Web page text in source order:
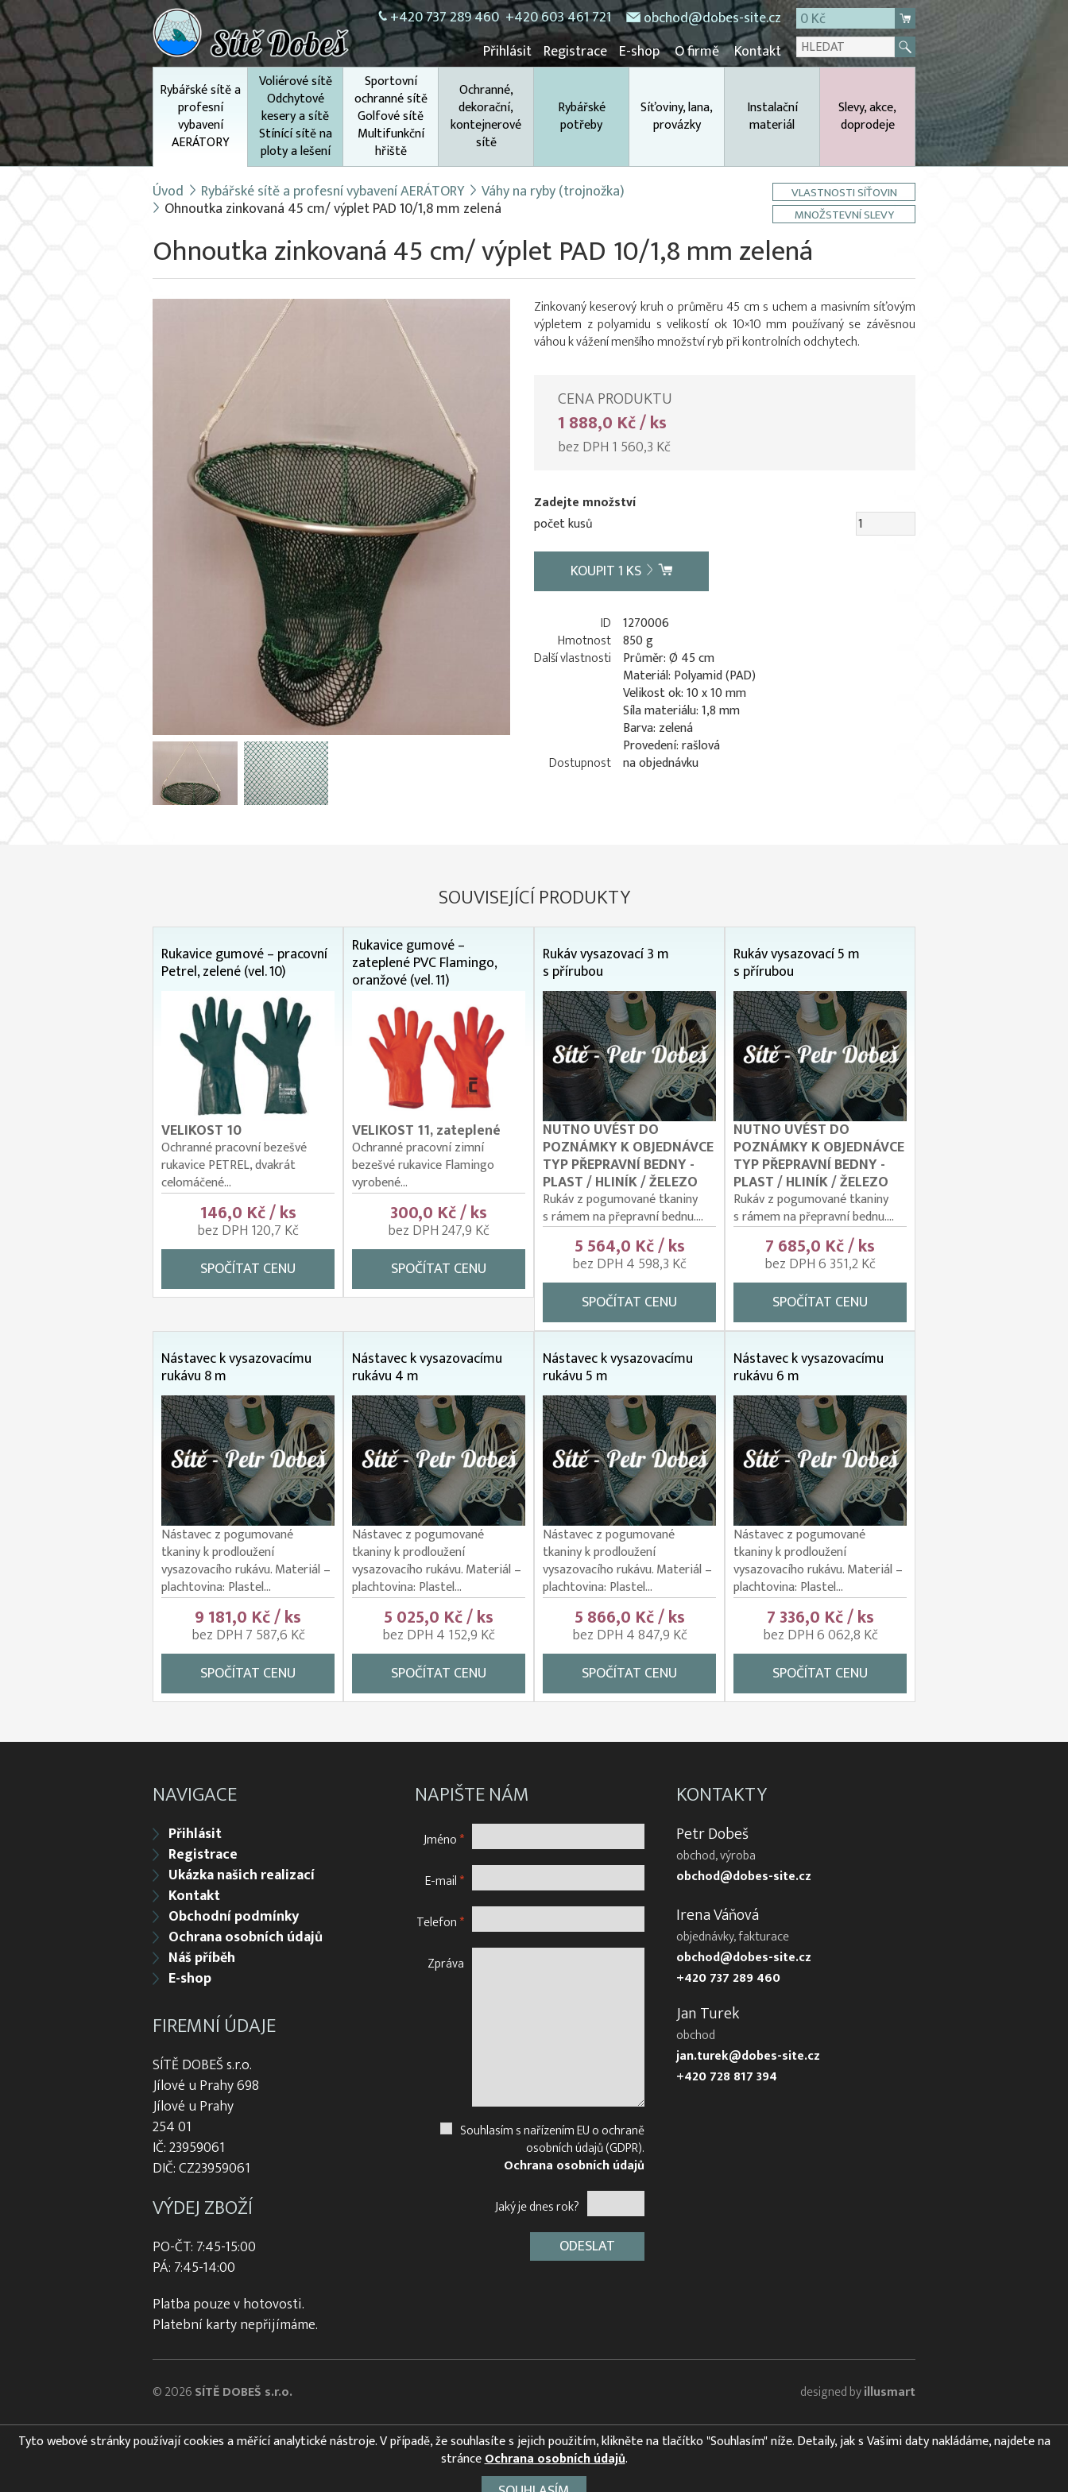
+420 737 289 460 +420 603 461 721 obchod@dobes-site.cz
0 Kč
Přihlásit Registrace E-shop O firmě Kontakt
Rybářské sítě a
profesní
vybavení
AERÁTORY
Voliérové sítě
Odchytové
kesery a sítě
Stínící sítě na
ploty a lešení
Sportovní
ochranné sítě
Golfové sítě
Multifunkční
hřiště
Ochranné,
dekorační,
kontejnerové
sítě
Rybářské
potřeby
Síťoviny, lana,
provázky
Instalační
materiál
Slevy, akce,
doprodeje
Úvod Rybářské sítě a profesní vybavení AERÁTORY Váhy na ryby (trojnožka)
Ohnoutka zinkovaná 45 cm/ výplet PAD 10/1,8 mm zelená
VLASTNOSTI SÍŤOVIN
MNOŽSTEVNÍ SLEVY
Ohnoutka zinkovaná 45 cm/ výplet PAD 10/1,8 mm zelená
Zinkovaný keserový kruh o průměru 45 cm s uchem a masivním síťovým
výpletem z polyamidu s velikostí ok 10×10 mm používaný se závěsnou
váhou k vážení menšího množství ryb při kontrolních odchytech.
CENA PRODUKTU
1 888,0 Kč / ks
bez DPH 1 560,3 Kč
Zadejte množství
počet kusů
KOUPIT1 KS
ID 1270006
Hmotnost 850 g
Další vlastnosti
Průměr: Ø 45 cm
Materiál: Polyamid (PAD)
Velikost ok: 10 x 10 mm
Síla materiálu: 1,8 mm
Barva: zelená
Provedení: rašlová
Dostupnost na objednávku
SOUVISEJÍCÍ PRODUKTY
Rukavice gumové – pracovní
Petrel, zelené (vel. 10)
VELIKOST 10
Ochranné pracovní bezešvé
rukavice PETREL, dvakrát
celomáčené...
146,0 Kč / ks
bez DPH 120,7 Kč
SPOČÍTAT CENU
Rukavice gumové –
zateplené PVC Flamingo,
oranžové (vel. 11)
VELIKOST 11, zateplené
Ochranné pracovní zimní
bezešvé rukavice Flamingo
vyrobené...
300,0 Kč / ks
bez DPH 247,9 Kč
SPOČÍTAT CENU
Rukáv vysazovací 3 m
s přírubou
NUTNO UVÉST DO
POZNÁMKY K OBJEDNÁVCE
TYP PŘEPRAVNÍ BEDNY -
PLAST / HLINÍK / ŽELEZO
Rukáv z pogumované tkaniny
s rámem na přepravní bednu....
5 564,0 Kč / ks
bez DPH 4 598,3 Kč
SPOČÍTAT CENU
Rukáv vysazovací 5 m
s přírubou
NUTNO UVÉST DO
POZNÁMKY K OBJEDNÁVCE
TYP PŘEPRAVNÍ BEDNY -
PLAST / HLINÍK / ŽELEZO
Rukáv z pogumované tkaniny
s rámem na přepravní bednu....
7 685,0 Kč / ks
bez DPH 6 351,2 Kč
SPOČÍTAT CENU
Nástavec k vysazovacímu
rukávu 8 m
Nástavec z pogumované
tkaniny k prodloužení
vysazovacího rukávu. Materiál –
plachtovina: Plastel...
9 181,0 Kč / ks
bez DPH 7 587,6 Kč
SPOČÍTAT CENU
Nástavec k vysazovacímu
rukávu 4 m
Nástavec z pogumované
tkaniny k prodloužení
vysazovacího rukávu. Materiál –
plachtovina: Plastel...
5 025,0 Kč / ks
bez DPH 4 152,9 Kč
SPOČÍTAT CENU
Nástavec k vysazovacímu
rukávu 5 m
Nástavec z pogumované
tkaniny k prodloužení
vysazovacího rukávu. Materiál –
plachtovina: Plastel...
5 866,0 Kč / ks
bez DPH 4 847,9 Kč
SPOČÍTAT CENU
Nástavec k vysazovacímu
rukávu 6 m
Nástavec z pogumované
tkaniny k prodloužení
vysazovacího rukávu. Materiál –
plachtovina: Plastel...
7 336,0 Kč / ks
bez DPH 6 062,8 Kč
SPOČÍTAT CENU
NAVIGACE
Přihlásit
Registrace
Ukázka našich realizací
Kontakt
Obchodní podmínky
Ochrana osobních údajů
Náš příběh
E-shop
FIREMNÍ ÚDAJE
SÍTĚ DOBEŠ s.r.o.
Jílové u Prahy 698
Jílové u Prahy
254 01
IČ: 23959061
DIČ: CZ23959061
VÝDEJ ZBOŽÍ
PO-ČT: 7:45-15:00
PÁ: 7:45-14:00
Platba pouze v hotovosti.
Platební karty nepřijímáme.
NAPIŠTE NÁM
Jméno*
E-mail*
Telefon*
Zpráva
Souhlasím s nařízením EU o ochraně
osobních údajů (GDPR).
Ochrana osobních údajů
Jaký je dnes rok?
KONTAKTY
Petr Dobeš
obchod, výroba
obchod@dobes-site.cz
Irena Váňová
objednávky, fakturace
obchod@dobes-site.cz
+420 737 289 460
Jan Turek
obchod
jan.turek@dobes-site.cz
+420 728 817 394
© 2026SÍTĚ DOBEŠ s.r.o. designed byillusmart
Tyto webové stránky používají cookies a měřící analytické nástroje. V případě, že souhlasíte s jejich použitím, klikněte na tlačítko "Souhlasím" níže. Detaily, jak s Vašimi daty nakládáme, najdete na
stránceOchrana osobních údajů.